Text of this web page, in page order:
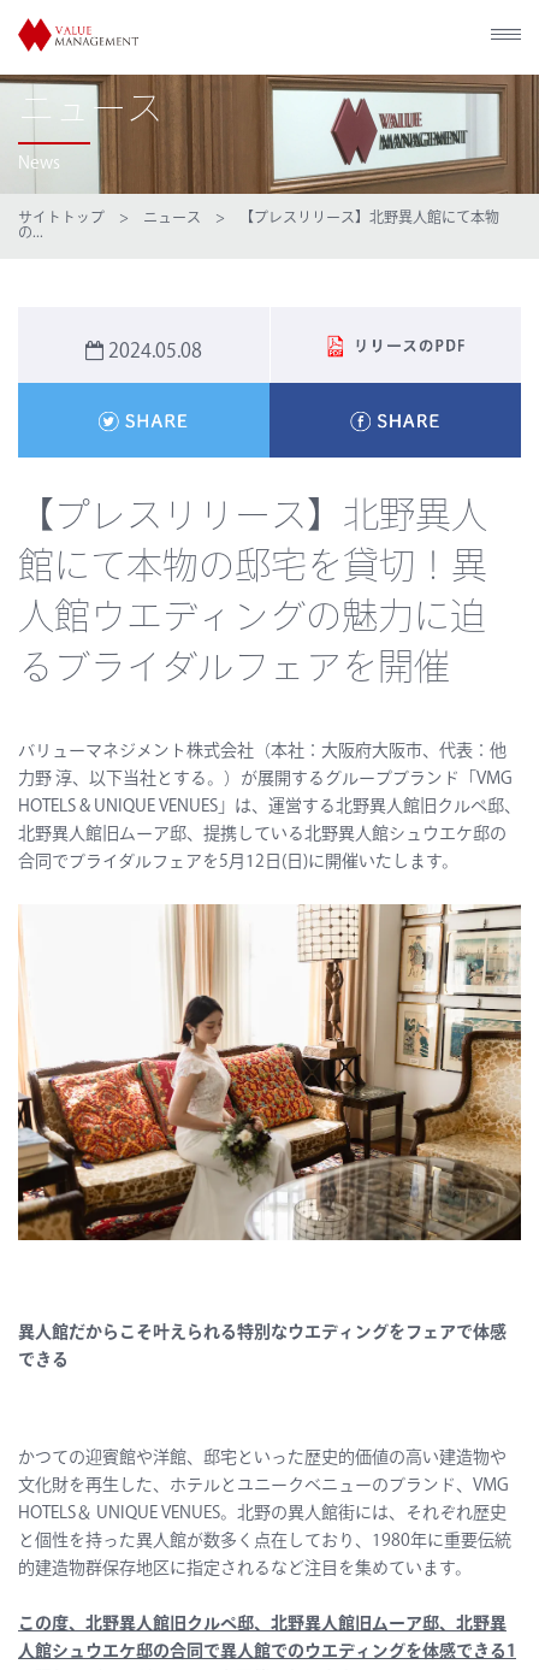
ニュース
News
サイトトップ > ニュース > 【プレスリリース】北野異人館にて本物
の...
2024.05.08
【プレスリリース】北野異人
館にて本物の邸宅を貸切！異
人館ウエディングの魅力に迫
るブライダルフェアを開催
バリューマネジメント株式会社（本社：大阪府大阪市、代表：他
力野 淳、以下当社とする。）が展開するグループブランド「VMG
HOTELS & UNIQUE VENUES」は、運営する北野異人館旧クルペ邸、
北野異人館旧ムーア邸、提携している北野異人館シュウエケ邸の
合同でブライダルフェアを5月12日(日)に開催いたします。
異人館だからこそ叶えられる特別なウエディングをフェアで体感
できる
かつての迎賓館や洋館、邸宅といった歴史的価値の高い建造物や
文化財を再生した、ホテルとユニークべニューのブランド、VMG
HOTELS＆ UNIQUE VENUES。北野の異人館街には、それぞれ歴史
と個性を持った異人館が数多く点在しており、1980年に重要伝統
的建造物群保存地区に指定されるなど注目を集めています。
この度、北野異人館旧クルペ邸、北野異人館旧ムーア邸、北野異
人館シュウエケ邸の合同で異人館でのウエディングを体感できる1